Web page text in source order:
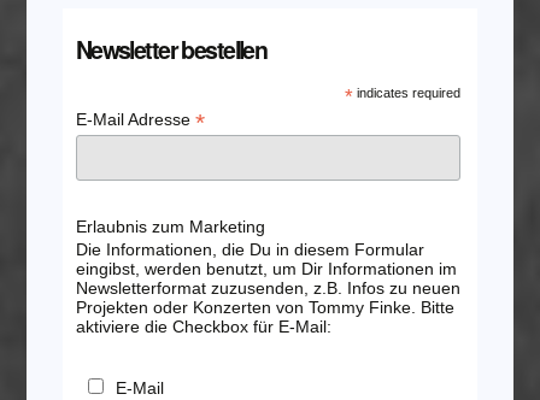
Newsletter bestellen
* indicates required
E-Mail Adresse *
Erlaubnis zum Marketing
Die Informationen, die Du in diesem Formular
eingibst, werden benutzt, um Dir Informationen im
Newsletterformat zuzusenden, z.B. Infos zu neuen
Projekten oder Konzerten von Tommy Finke. Bitte
aktiviere die Checkbox für E-Mail:
E-Mail